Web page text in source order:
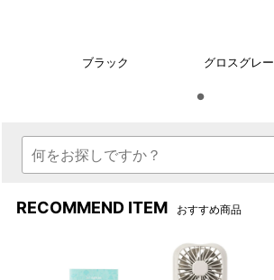
ブラック グロスグレー
RECOMMEND ITEM おすすめ商品